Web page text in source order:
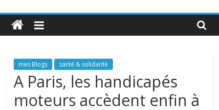
24h
Santé
La
santé
de
toute
mes Blogs santé & solidarité
A Paris, les handicapés
moteurs accèdent enfin à